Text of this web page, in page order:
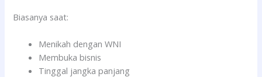
Biasanya saat:
Menikah dengan WNI
Membuka bisnis
Tinggal jangka panjang